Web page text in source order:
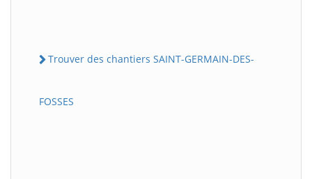
Trouver des chantiers SAINT-GERMAIN-DES-
FOSSES